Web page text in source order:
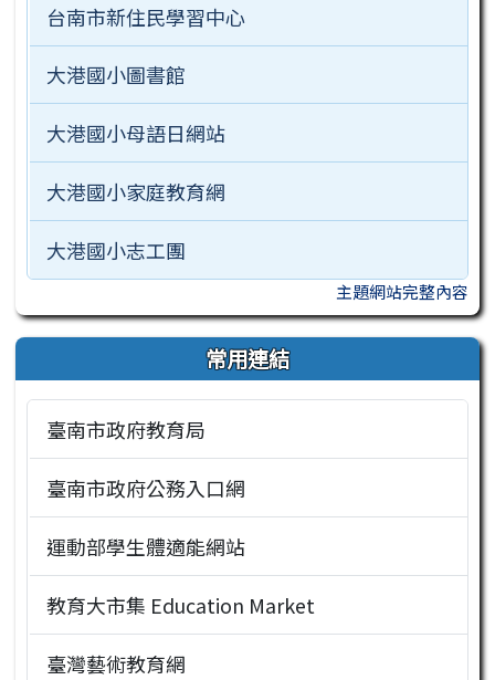
台南市新住民學習中心
大港國小圖書館
大港國小母語日網站
大港國小家庭教育網
大港國小志工團
主題網站完整內容
常用連結
臺南市政府教育局
臺南市政府公務入口網
運動部學生體適能網站
教育大市集 Education Market
臺灣藝術教育網